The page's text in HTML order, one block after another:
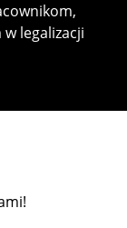
legalizacji